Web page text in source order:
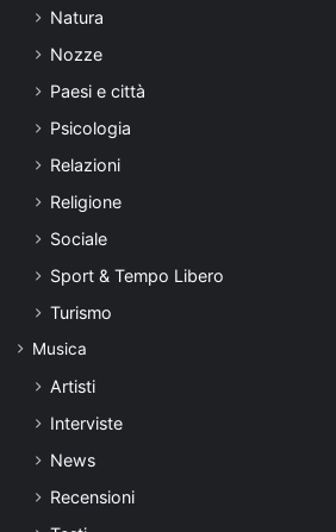
Natura
Nozze
Paesi e città
Psicologia
Relazioni
Religione
Sociale
Sport & Tempo Libero
Turismo
Musica
Artisti
Interviste
News
Recensioni